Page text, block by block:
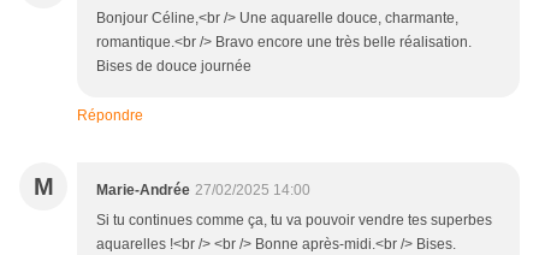
Bonjour Céline,<br /> Une aquarelle douce, charmante,
romantique.<br /> Bravo encore une très belle réalisation.
Bises de douce journée
Répondre
M Marie-Andrée 27/02/2025 14:00
Si tu continues comme ça, tu va pouvoir vendre tes superbes
aquarelles !<br /> <br /> Bonne après-midi.<br /> Bises.